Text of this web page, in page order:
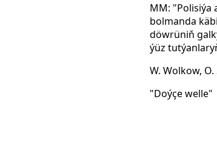
MM: "Polisiýa
bolmanda
döwrüniň
ýüz
W. Wolkow, O.
"Doýçe welle"